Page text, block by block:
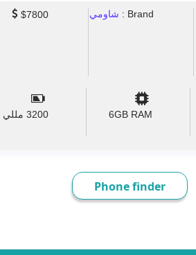
Brand : شاومي $7800
6GB RAM 3200 مللي امبير
Phone finder